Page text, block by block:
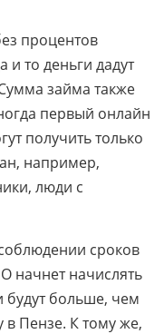
процентов
и то деньги дадут
займа также
первый онлайн
получить только
например,
люди с
сроков
начнет начислять
больше, чем
в Пензе. К тому же,